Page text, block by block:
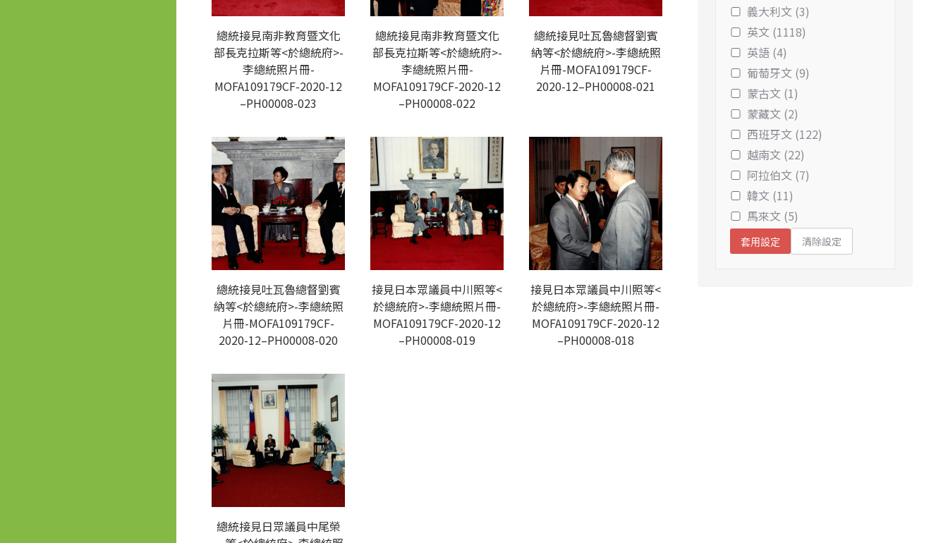
總統接見南非教育暨文化
部長克拉斯等<於總統府>-
李總統照片冊-
MOFA109179CF-2020-12
–PH00008-023
總統接見南非教育暨文化
部長克拉斯等<於總統府>-
李總統照片冊-
MOFA109179CF-2020-12
–PH00008-022
總統接見吐瓦魯總督劉賓
納等<於總統府>-李總統照
片冊-MOFA109179CF-
2020-12–PH00008-021
總統接見吐瓦魯總督劉賓
納等<於總統府>-李總統照
片冊-MOFA109179CF-
2020-12–PH00008-020
接見日本眾議員中川照等<
於總統府>-李總統照片冊-
MOFA109179CF-2020-12
–PH00008-019
接見日本眾議員中川照等<
於總統府>-李總統照片冊-
MOFA109179CF-2020-12
–PH00008-018
總統接見日眾議員中尾榮
義大利文 (3)
英文 (1118)
英語 (4)
葡萄牙文 (9)
蒙古文 (1)
蒙藏文 (2)
西班牙文 (122)
越南文 (22)
阿拉伯文 (7)
韓文 (11)
馬來文 (5)
套用設定 清除設定